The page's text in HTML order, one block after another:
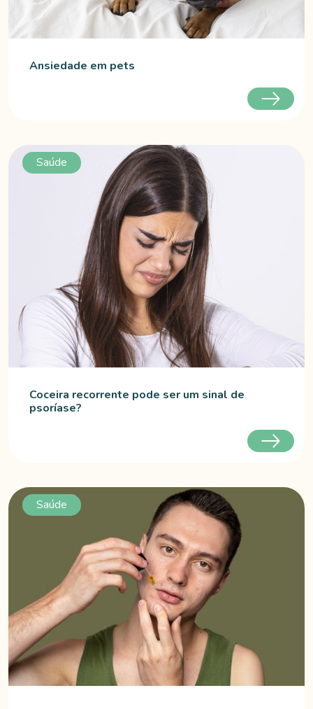
Ansiedade em pets
Saúde
Coceira recorrente pode ser um sinal de
psoríase?
Saúde